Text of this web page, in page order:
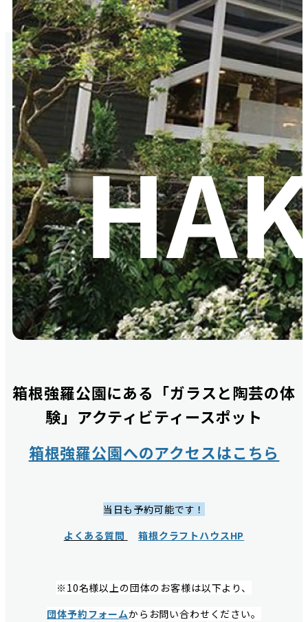
箱根強羅公園にある「ガラスと陶芸の体
験」アクティビティースポット
箱根強羅公園へのアクセスはこちら
当日も予約可能です！
よくある質問
箱根クラフトハウスHP
※10名様以上の団体のお客様は以下より、
団体予約フォームからお問い合わせください。